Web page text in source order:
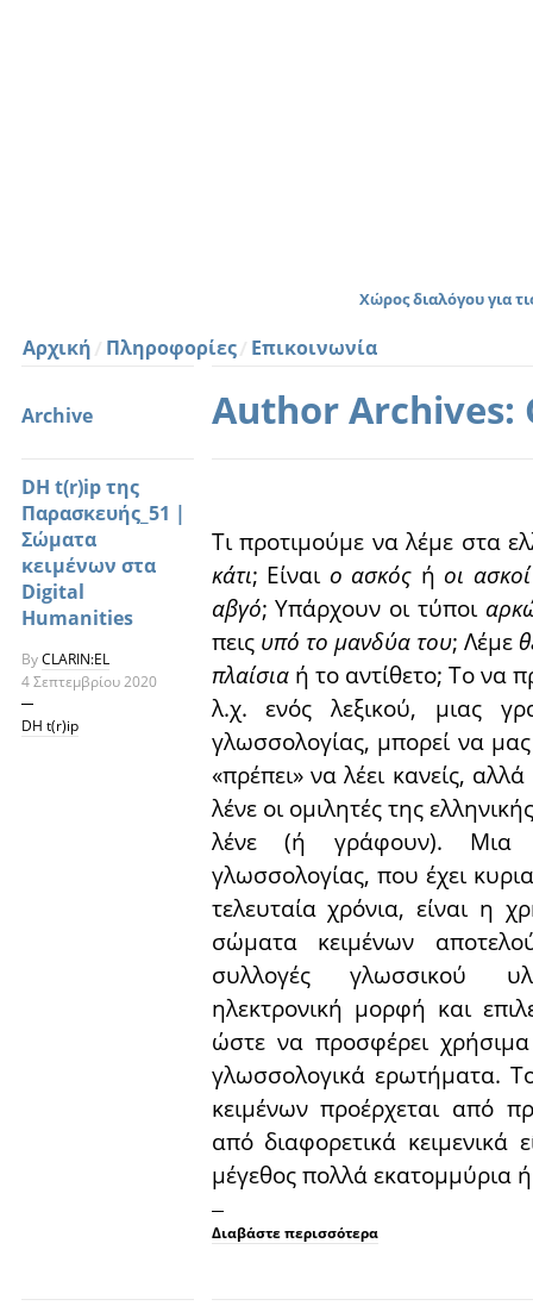
Χώρος διαλόγου για
Αρχική Πληροφορίες Επικοινωνία
Archive Author Archives:
DH t(r)ip της
Παρασκευής_51 |
Σώματα
κειμένων στα
Digital
Humanities
ByCLARIN:EL
4 Σεπτεμβρίου 2020
DH t(r)ip
Τι προτιμούμε να λέμε στα
κάτι; Είναι ο ασκός ή οι
αβγό; Υπάρχουν οι τύποι
πεις υπό το μανδύα του; Λέμε
πλαίσιαή το αντίθετο; Το να
λ.χ. ενός λεξικού, μιας
γλωσσολογίας, μπορεί να
«πρέπει» να λέει κανείς,
λένε οι ομιλητές της
λένε (ή γράφουν). Μια
γλωσσολογίας, που έχει
τελευταία χρόνια, είναι η
σώματα κειμένων
συλλογές γλωσσικού
ηλεκτρονική μορφή και
ώστε να προσφέρει
γλωσσολογικά ερωτήματα.
κειμένων προέρχεται από
από διαφορετικά κειμενικά
μέγεθος πολλά εκατομμύρια
Διαβάστε περισσότερα